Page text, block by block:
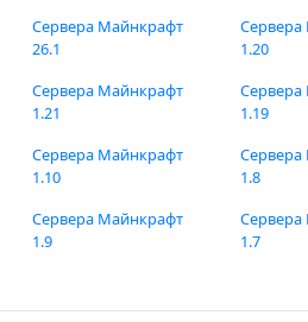
Сервера Майнкрафт
26.1
Сервера Майнкрафт
1.21
1.20
1.19
Сервера Майнкрафт
1.10
Сервера Майнкрафт
1.9
1.8
1.7